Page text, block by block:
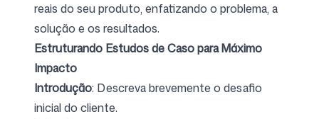
reais do seu produto, enfatizando o problema, a
solução e os resultados.
Estruturando Estudos de Caso para Máximo
Impacto
Introdução: Descreva brevemente o desafio
inicial do cliente.